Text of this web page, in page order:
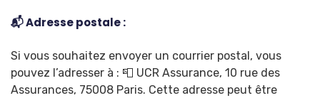
📬 Adresse postale :
Si vous souhaitez envoyer un courrier postal, vous
pouvez l’adresser à : 📮 UCR Assurance, 10 rue des
Assurances, 75008 Paris. Cette adresse peut être